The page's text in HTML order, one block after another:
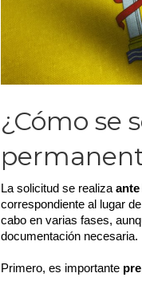
¿Cómo se
La solicitud se realiza
correspondiente al lugar
cabo en varias fases,
documentación necesaria.
Primero, es importante